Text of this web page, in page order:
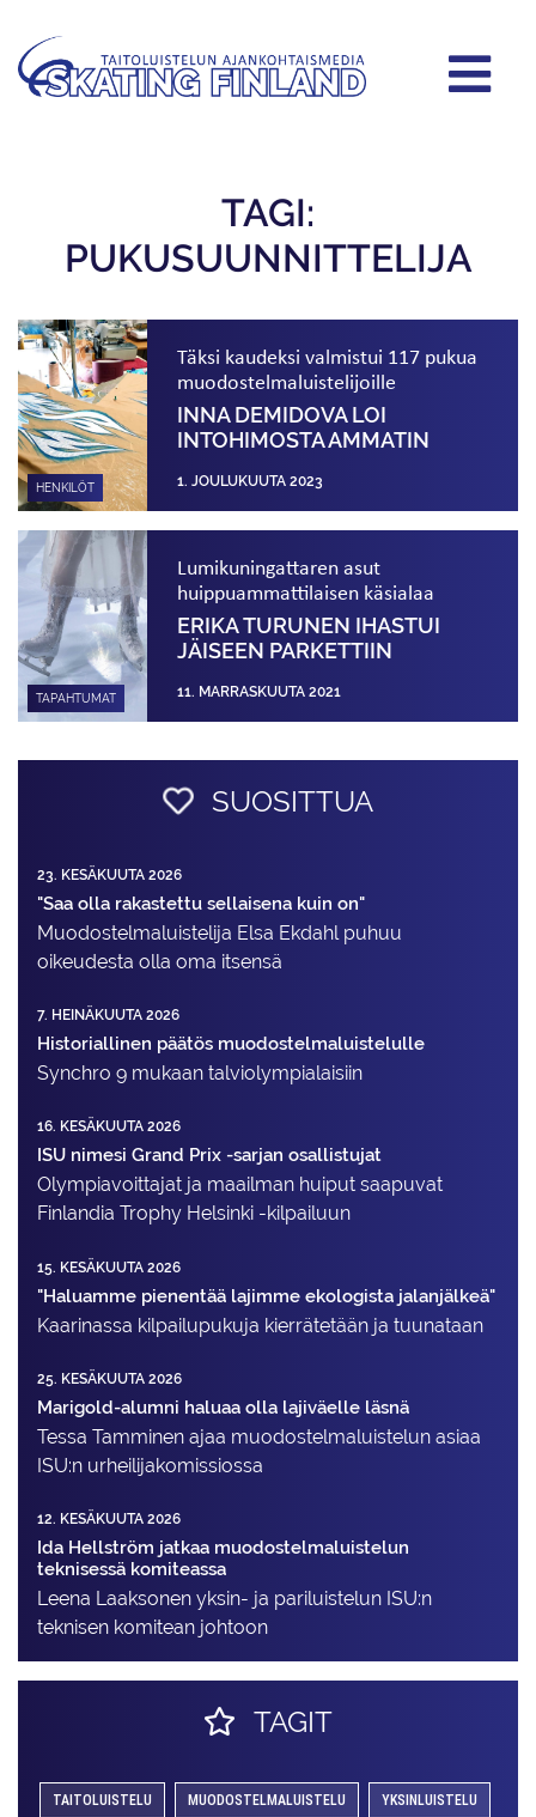
TAGI:
PUKUSUUNNITTELIJA
HENKILÖT
Täksi kaudeksi valmistui 117 pukua
muodostelma­luistelijoille
INNA DEMIDOVA LOI
INTOHIMOSTA AMMATIN
1. JOULUKUUTA 2023
TAPAHTUMAT
Lumikuningattaren asut
huippuammattilaisen käsialaa
ERIKA TURUNEN IHASTUI
JÄISEEN PARKETTIIN
11. MARRASKUUTA 2021
SUOSITTUA
23. KESÄKUUTA 2026
"Saa olla rakastettu sellaisena kuin on"
Muodostelma­luistelija Elsa Ekdahl puhuu
oikeudesta olla oma itsensä
7. HEINÄKUUTA 2026
Historiallinen päätös muodostelmaluistelulle
Synchro 9 mukaan talviolympialaisiin
16. KESÄKUUTA 2026
ISU nimesi Grand Prix -sarjan osallistujat
Olympiavoittajat ja maailman huiput saapuvat
Finlandia Trophy Helsinki -kilpailuun
15. KESÄKUUTA 2026
"Haluamme pienentää lajimme ekologista jalanjälkeä"
Kaarinassa kilpailupukuja kierrätetään ja tuunataan
25. KESÄKUUTA 2026
Marigold-alumni haluaa olla lajiväelle läsnä
Tessa Tamminen ajaa muodostelma­luistelun asiaa
ISU:n urheilija­komissiossa
12. KESÄKUUTA 2026
Ida Hellström jatkaa muodostelmaluistelun
teknisessä komiteassa
Leena Laaksonen yksin- ja pariluistelun ISU:n
teknisen komitean johtoon
TAGIT
TAITOLUISTELU MUODOSTELMALUISTELU YKSINLUISTELU